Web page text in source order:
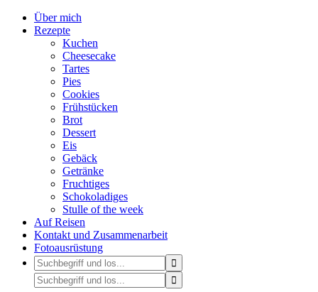
Über mich
Rezepte
Kuchen
Cheesecake
Tartes
Pies
Cookies
Frühstücken
Brot
Dessert
Eis
Gebäck
Getränke
Fruchtiges
Schokoladiges
Stulle of the week
Auf Reisen
Kontakt und Zusammenarbeit
Fotoausrüstung